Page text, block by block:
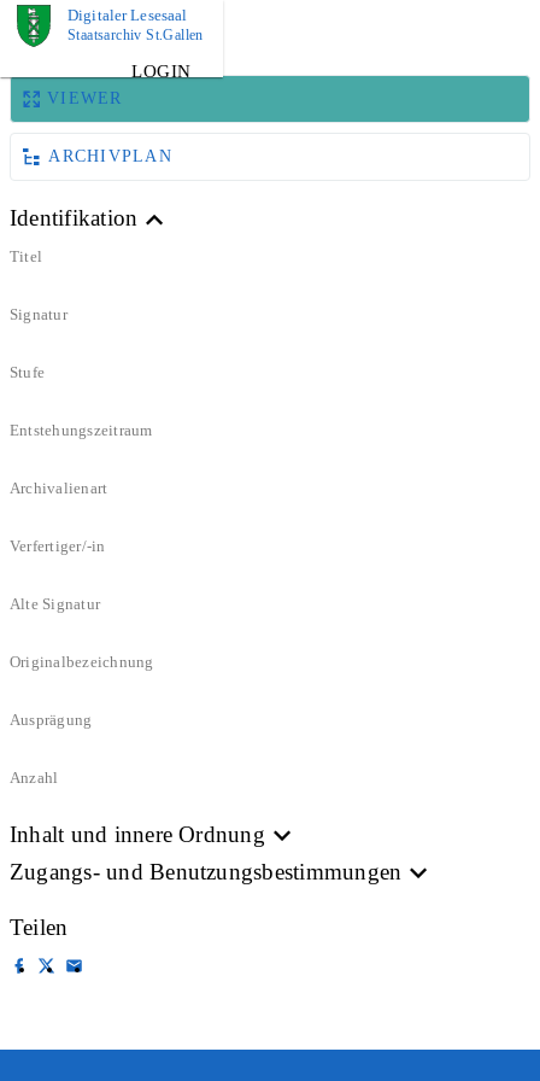
Digitaler Lesesaal
Staatsarchiv St.Gallen
LOGIN
BILD
VIEWER
ARCHIVPLAN
Identifikation
Titel
Signatur
Stufe
Entstehungszeitraum
Archivalienart
Verfertiger/-in
Alte Signatur
Originalbezeichnung
Ausprägung
Anzahl
Inhalt und innere Ordnung
Zugangs- und Benutzungsbestimmungen
Teilen